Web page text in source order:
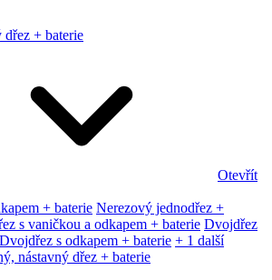
dřez + baterie
Otevřít
+ baterie Nerezový jednodřez +
s vaničkou a odkapem + baterie Dvojdřez
Dvojdřez s odkapem + baterie + 1 další
nástavný dřez + baterie